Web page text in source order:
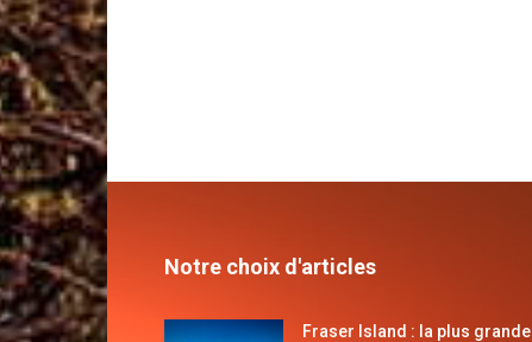
Notre choix d'articles
Fraser Island : la plus grande